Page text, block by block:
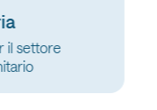
il settore